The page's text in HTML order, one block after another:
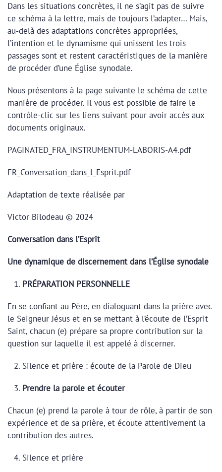
Dans les situations concrètes, il ne s’agit pas de suivre
ce schéma à la lettre, mais de toujours l’adapter… Mais,
au-delà des adaptations concrètes appropriées,
l’intention et le dynamisme qui unissent les trois
passages sont et restent caractéristiques de la manière
de procéder d’une Église synodale.
Nous présentons à la page suivante le schéma de cette
manière de procéder. Il vous est possible de faire le
contrôle-clic sur les liens suivant pour avoir accès aux
documents originaux.
PAGINATED_FRA_INSTRUMENTUM-LABORIS-A4.pdf
FR_Conversation_dans_l_Esprit.pdf
Adaptation de texte réalisée par
Victor Bilodeau © 2024
Conversation dans l’Esprit
Une dynamique de discernement dans l’Église synodale
PRÉPARATION PERSONNELLE
En se confiant au Père, en dialoguant dans la prière avec
le Seigneur Jésus et en se mettant à l’écoute de l’Esprit
Saint, chacun (e) prépare sa propre contribution sur la
question sur laquelle il est appelé à discerner.
Silence et prière : écoute de la Parole de Dieu
Prendre la parole et écouter
Chacun (e) prend la parole à tour de rôle, à partir de son
expérience et de sa prière, et écoute attentivement la
contribution des autres.
Silence et prière